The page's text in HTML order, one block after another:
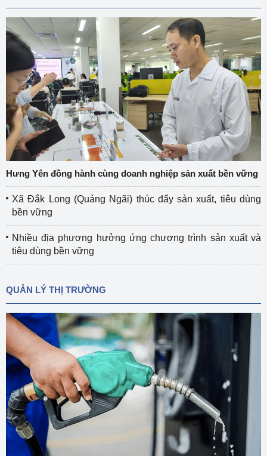
Hưng Yên đồng hành cùng doanh nghiệp sản xuất bền vững
Xã Đắk Long (Quảng Ngãi) thúc đẩy sản xuất, tiêu dùng
bền vững
Nhiều địa phương hưởng ứng chương trình sản xuất và
tiêu dùng bền vững
QUẢN LÝ THỊ TRƯỜNG